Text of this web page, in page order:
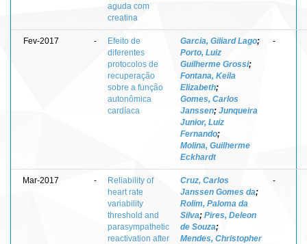
aguda com
creatina
Fev-2017 -
Efeito de
diferentes
protocolos de
recuperação
sobre a função
autonômica
cardíaca
Garcia, Giliard Lago;
Porto, Luiz
Guilherme Grossi;
Fontana, Keila
Elizabeth;
Gomes, Carlos
Janssen; Junqueira
Junior, Luiz
Fernando;
Molina, Guilherme
Eckhardt
-
Mar-2017 -
Reliability of
heart rate
variability
threshold and
parasympathetic
reactivation after
Cruz, Carlos
Janssen Gomes da;
Rolim, Paloma da
Silva; Pires, Deleon
de Souza;
Mendes, Christopher
-